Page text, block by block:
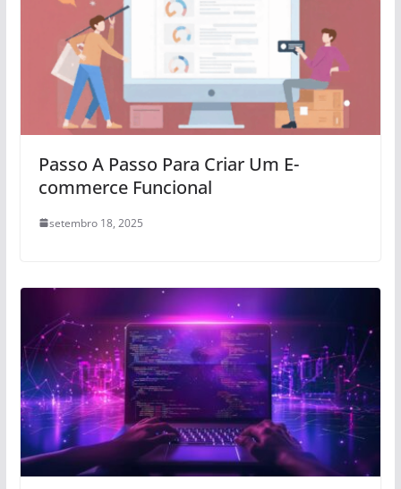
Passo A Passo Para Criar Um E-
commerce Funcional
setembro 18, 2025